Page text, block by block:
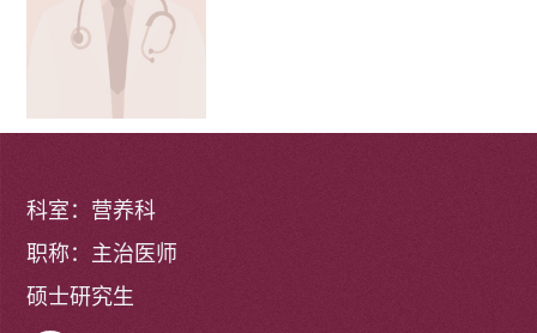
科室：营养科
职称：主治医师
硕士研究生